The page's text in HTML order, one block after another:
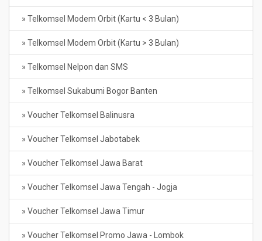
» Telkomsel Modem Orbit (Kartu < 3 Bulan)
» Telkomsel Modem Orbit (Kartu > 3 Bulan)
» Telkomsel Nelpon dan SMS
» Telkomsel Sukabumi Bogor Banten
» Voucher Telkomsel Balinusra
» Voucher Telkomsel Jabotabek
» Voucher Telkomsel Jawa Barat
» Voucher Telkomsel Jawa Tengah - Jogja
» Voucher Telkomsel Jawa Timur
» Voucher Telkomsel Promo Jawa - Lombok